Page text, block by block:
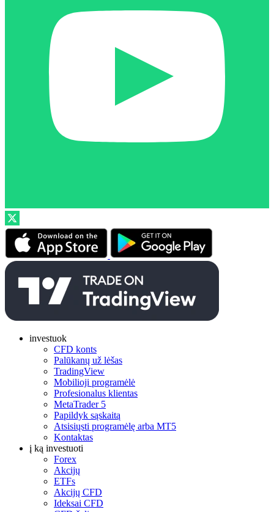
investuok
CFD konts
Palūkanų už lėšas
TradingView
Mobilioji programėlė
Profesionalus klientas
MetaTrader 5
Papildyk sąskaitą
Atsisiųsti programėlę arba MT5
Kontaktas
į ką investuoti
Forex
Akcijų
ETFs
Akcijų CFD
Ideksai CFD